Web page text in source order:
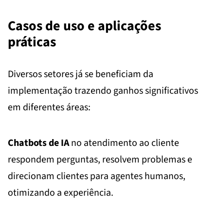
Casos de uso e aplicações
práticas
Diversos setores já se beneficiam da
implementação trazendo ganhos significativos
em diferentes áreas:
Chatbots de IAno atendimento ao cliente
respondem perguntas, resolvem problemas e
direcionam clientes para agentes humanos,
otimizando a experiência.